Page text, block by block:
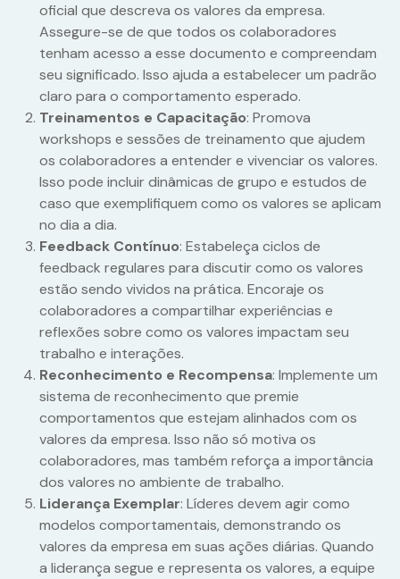
oficial que descreva os valores da empresa.
Assegure-se de que todos os colaboradores
tenham acesso a esse documento e compreendam
seu significado. Isso ajuda a estabelecer um padrão
claro para o comportamento esperado.
Treinamentos e Capacitação: Promova
workshops e sessões de treinamento que ajudem
os colaboradores a entender e vivenciar os valores.
Isso pode incluir dinâmicas de grupo e estudos de
caso que exemplifiquem como os valores se aplicam
no dia a dia.
Feedback Contínuo: Estabeleça ciclos de
feedback regulares para discutir como os valores
estão sendo vividos na prática. Encoraje os
colaboradores a compartilhar experiências e
reflexões sobre como os valores impactam seu
trabalho e interações.
Reconhecimento e Recompensa: Implemente um
sistema de reconhecimento que premie
comportamentos que estejam alinhados com os
valores da empresa. Isso não só motiva os
colaboradores, mas também reforça a importância
dos valores no ambiente de trabalho.
Liderança Exemplar: Líderes devem agir como
modelos comportamentais, demonstrando os
valores da empresa em suas ações diárias. Quando
a liderança segue e representa os valores, a equipe